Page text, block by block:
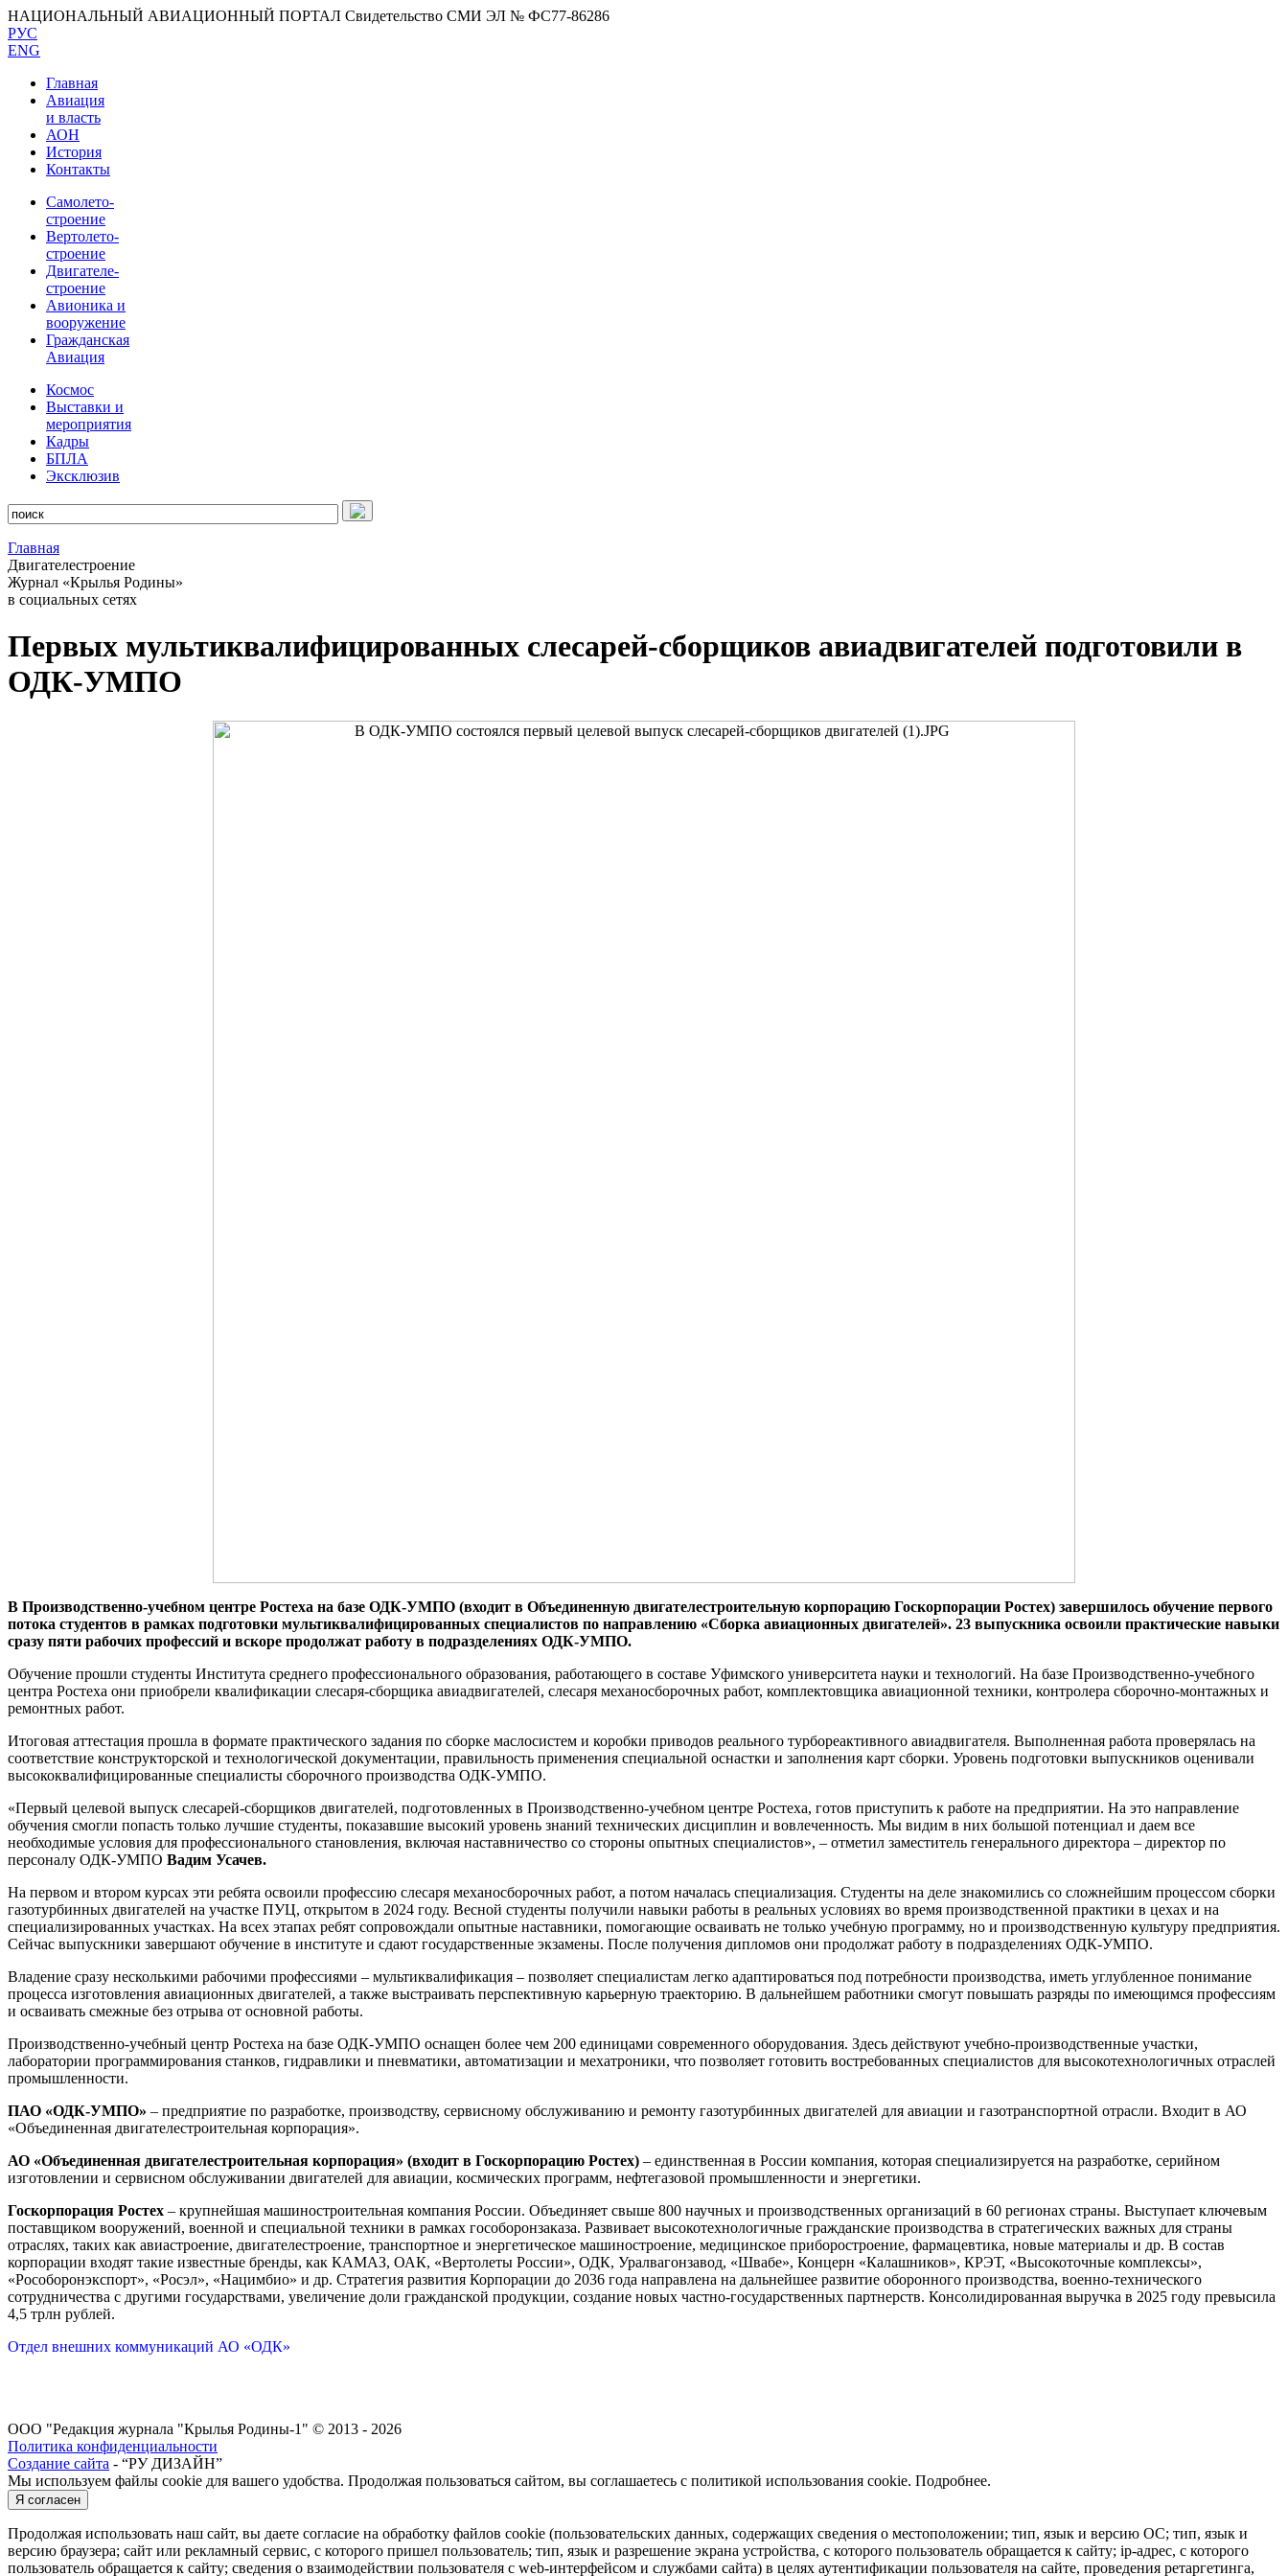
НАЦИОНАЛЬНЫЙ АВИАЦИОННЫЙ ПОРТАЛ Свидетельство СМИ ЭЛ № ФС77-86286
РУС
ENG
Главная
Авиация
и власть
АОН
История
Контакты
Самолето-
строение
Вертолето-
строение
Двигателе-
строение
Авионика и
вооружение
Гражданская
Авиация
Космос
Выставки и
мероприятия
Кадры
БПЛА
Эксклюзив
Главная
Двигателестроение
Журнал «Крылья Родины»
в социальных сетях
Первых мультиквалифицированных слесарей-сборщиков авиадвигателей подготовили в
ОДК-УМПО
В Производственно-учебном центре Ростеха на базе ОДК-УМПО (входит в Объединенную двигателестроительную корпорацию Госкорпорации Ростех) завершилось обучение первого
потока студентов в рамках подготовки мультиквалифицированных специалистов по направлению «Сборка авиационных двигателей». 23 выпускника освоили практические навыки
сразу пяти рабочих профессий и вскоре продолжат работу в подразделениях ОДК-УМПО.
Обучение прошли студенты Института среднего профессионального образования, работающего в составе Уфимского университета науки и технологий. На базе Производственно-учебного
центра Ростеха они приобрели квалификации слесаря-сборщика авиадвигателей, слесаря механосборочных работ, комплектовщика авиационной техники, контролера сборочно-монтажных и
ремонтных работ.
Итоговая аттестация прошла в формате практического задания по сборке маслосистем и коробки приводов реального турбореактивного авиадвигателя. Выполненная работа проверялась на
соответствие конструкторской и технологической документации, правильность применения специальной оснастки и заполнения карт сборки. Уровень подготовки выпускников оценивали
высококвалифицированные специалисты сборочного производства ОДК-УМПО.
«Первый целевой выпуск слесарей-сборщиков двигателей, подготовленных в Производственно-учебном центре Ростеха, готов приступить к работе на предприятии. На это направление
обучения смогли попасть только лучшие студенты, показавшие высокий уровень знаний технических дисциплин и вовлеченность. Мы видим в них большой потенциал и даем все
необходимые условия для профессионального становления, включая наставничество со стороны опытных специалистов», – отметил заместитель генерального директора – директор по
персоналу ОДК-УМПО Вадим Усачев.
На первом и втором курсах эти ребята освоили профессию слесаря механосборочных работ, а потом началась специализация. Студенты на деле знакомились со сложнейшим процессом сборки
газотурбинных двигателей на участке ПУЦ, открытом в 2024 году. Весной студенты получили навыки работы в реальных условиях во время производственной практики в цехах и на
специализированных участках. На всех этапах ребят сопровождали опытные наставники, помогающие осваивать не только учебную программу, но и производственную культуру предприятия.
Сейчас выпускники завершают обучение в институте и сдают государственные экзамены. После получения дипломов они продолжат работу в подразделениях ОДК-УМПО.
Владение сразу несколькими рабочими профессиями – мультиквалификация – позволяет специалистам легко адаптироваться под потребности производства, иметь углубленное понимание
процесса изготовления авиационных двигателей, а также выстраивать перспективную карьерную траекторию. В дальнейшем работники смогут повышать разряды по имеющимся профессиям
и осваивать смежные без отрыва от основной работы.
Производственно-учебный центр Ростеха на базе ОДК-УМПО оснащен более чем 200 единицами современного оборудования. Здесь действуют учебно-производственные участки,
лаборатории программирования станков, гидравлики и пневматики, автоматизации и мехатроники, что позволяет готовить востребованных специалистов для высокотехнологичных отраслей
промышленности.
ПАО «ОДК-УМПО» – предприятие по разработке, производству, сервисному обслуживанию и ремонту газотурбинных двигателей для авиации и газотранспортной отрасли. Входит в АО
«Объединенная двигателестроительная корпорация».
АО «Объединенная двигателестроительная корпорация» (входит в Госкорпорацию Ростех) – единственная в России компания, которая специализируется на разработке, серийном
изготовлении и сервисном обслуживании двигателей для авиации, космических программ, нефтегазовой промышленности и энергетики.
Госкорпорация Ростех – крупнейшая машиностроительная компания России. Объединяет свыше 800 научных и производственных организаций в 60 регионах страны. Выступает ключевым
поставщиком вооружений, военной и специальной техники в рамках гособоронзаказа. Развивает высокотехнологичные гражданские производства в стратегических важных для страны
отраслях, таких как авиастроение, двигателестроение, транспортное и энергетическое машиностроение, медицинское приборостроение, фармацевтика, новые материалы и др. В состав
корпорации входят такие известные бренды, как КАМАЗ, ОАК, «Вертолеты России», ОДК, Уралвагонзавод, «Швабе», Концерн «Калашников», КРЭТ, «Высокоточные комплексы»,
«Рособоронэкспорт», «Росэл», «Нацимбио» и др. Стратегия развития Корпорации до 2036 года направлена на дальнейшее развитие оборонного производства, военно-технического
сотрудничества с другими государствами, увеличение доли гражданской продукции, создание новых частно-государственных партнерств. Консолидированная выручка в 2025 году превысила
4,5 трлн рублей.
Отдел внешних коммуникаций АО «ОДК»
ООО "Редакция журнала "Крылья Родины-1" © 2013 - 2026
Политика конфиденциальности
Создание сайта - “РУ ДИЗАЙН”
Мы используем файлы cookie для вашего удобства. Продолжая пользоваться сайтом, вы соглашаетесь с политикой использования cookie. Подробнее.
Я согласен
Продолжая использовать наш сайт, вы даете согласие на обработку файлов cookie (пользовательских данных, содержащих сведения о местоположении; тип, язык и версию ОС; тип, язык и
версию браузера; сайт или рекламный сервис, с которого пришел пользователь; тип, язык и разрешение экрана устройства, с которого пользователь обращается к сайту; ip-адрес, с которого
пользователь обращается к сайту; сведения о взаимодействии пользователя с web-интерфейсом и службами сайта) в целях аутентификации пользователя на сайте, проведения ретаргетинга,